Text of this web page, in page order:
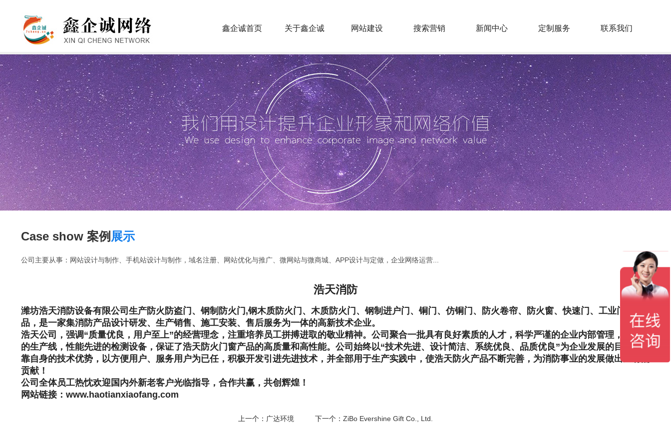
鑫企诚首页 关于鑫企诚 网站建设 搜索营销 新闻中心 定制服务 联系我们
Case show 案例 展示
公司主要从事：网站设计与制作、手机站设计与制作，域名注册、网站优化与推广、微网站与微商城、APP设计与定做，企业网络运营...
浩天消防
潍坊浩天消防设备有限公司生产防火防盗门、钢制防火门,钢木质防火门、木质防火门、钢制进户门、铜门、仿铜门、防火卷帘、防火窗、快速门、工业门等产
品，是一家集消防产品设计研发、生产销售、施工安装、售后服务为一体的高新技术企业。
浩天公司，强调“质量优良，用户至上”的经营理念，注重培养员工拼搏进取的敬业精神。公司聚合一批具有良好素质的人才，科学严谨的企业内部管理，现代化
的生产线，性能先进的检测设备，保证了浩天防火门窗产品的高质量和高性能。公司始终以“技术先进、设计简洁、系统优良、品质优良”为企业发展的目标，依
靠自身的技术优势，以方便用户、服务用户为已任，积极开发引进先进技术，并全部用于生产实践中，使浩天防火产品不断完善，为消防事业的发展做出应有的
贡献！
公司全体员工热忱欢迎国内外新老客户光临指导，合作共赢，共创辉煌！
网站链接：www.haotianxiaofang.com
上一个： 广达环境 下一个： ZiBo Evershine Gift Co., Ltd.